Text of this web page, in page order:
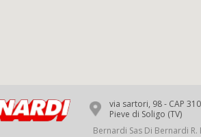
via sartori, 98 - CAP
Pieve di Soligo (TV)
Bernardi Sas Di Bernardi